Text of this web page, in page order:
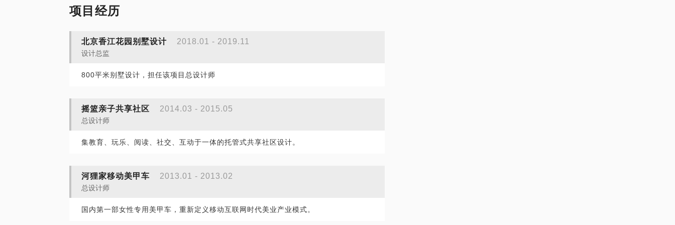
项目经历
北京香江花园别墅设计 2018.01 - 2019.11
设计总监
800平米别墅设计，担任该项目总设计师
摇篮亲子共享社区 2014.03 - 2015.05
总设计师
集教育、玩乐、阅读、社交、互动于一体的托管式共享社区设计。
河狸家移动美甲车 2013.01 - 2013.02
总设计师
国内第一部女性专用美甲车，重新定义移动互联网时代美业产业模式。